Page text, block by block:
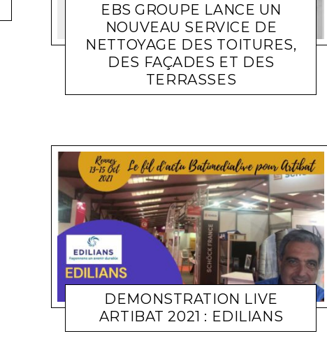
EBS GROUPE LANCE UN
NOUVEAU SERVICE DE
NETTOYAGE DES TOITURES,
DES FAÇADES ET DES
TERRASSES
ACTUALITÉ ENTREPRISES LARA GASQUET
DEMONSTRATION LIVE
ARTIBAT 2021 : EDILIANS
TOITURE MICHEL SOUFIR 22 OCTOBRE 2021